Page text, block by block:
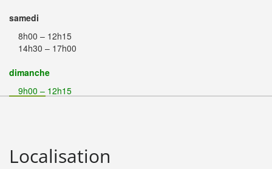
samedi
8h00 – 12h15
14h30 – 17h00
dimanche
9h00 – 12h15
Localisation